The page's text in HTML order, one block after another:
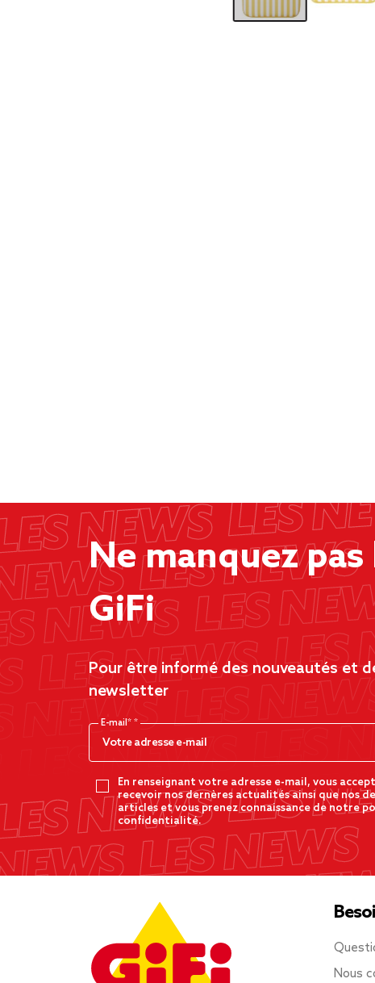
Ne manquez
GiFi
Pour être informé des nouveautés et
newsletter
E-mail*
En renseignant votre adresse e-mail, vous
recevoir nos dernères actualités ainsi que nos
articles et vous prenez connaissance de notre
confidentialité.
Nous